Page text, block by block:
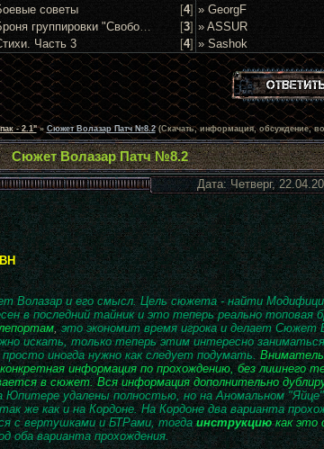
советы
[4]
» Броня группировки "Свобода"
[3]
Часть 3
[4]
» GeorgF
» ASSUR
» Sashok
- 2.1" » Сюжет Волазар Патч №8.2 (Скачать, информация, обсуждение,
Сюжет Волазар Патч №8.2
Дата: Четверг,
Волазар и его смысл. Цель сюжета - найти
в последний тайник и это теперь реально топовая
,это экономит время игрока и делает Сюжет
искать, только теперь этим интересно
иногда нужно как следует подумать.
информация по прохождению, без лишнего
в сюжет. Вся информация дополнительно
удалены полностью, но на Аномальном
же как и на Кордоне. На Кордоне два варианта
с вертушками и БТРами, тогда инструкциюкак это
оба варианта прохождения.